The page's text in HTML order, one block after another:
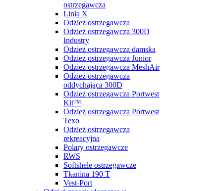
ostrzegawcza
Linia X
Odzież ostrzegawcza
Odzież ostrzegawcza 300D
Industry
Odzież ostrzegawcza damska
Odzież ostrzegawcza Junior
Odziez ostrzegawcza MeshAir
Odzież ostrzegawcza
oddychająca 300D
Odzież ostrzegawcza Portwest
Kit™
Odzież ostrzegawcza Portwest
Texo
Odzież ostrzegawcza
rekreacyjna
Polary ostrzegawcze
RWS
Softshele ostrzegawcze
Tkanina 190 T
Vest-Port